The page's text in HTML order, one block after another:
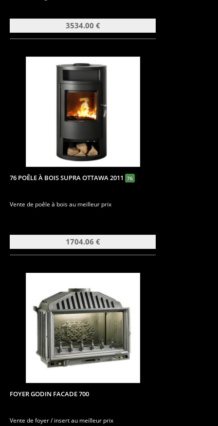
3534.00 €
76 POÊLE À BOIS SUPRA OTTAWA 2011 76
Vente de poêle à bois au meilleur prix
1704.06 €
FOYER GODIN FACADE 700
Vente de foyer / insert au meilleur prix